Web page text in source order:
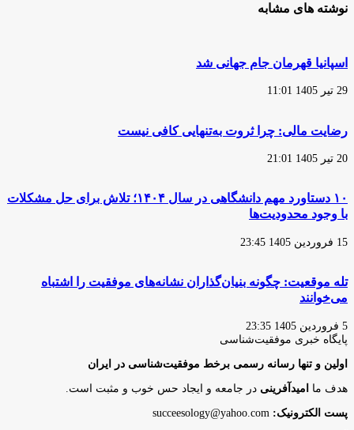
نوشته های مشابه
اسپانیا قهرمان جام جهانی شد
29 تیر 1405 11:01
رضایت مالی: چرا ثروت به‌تنهایی کافی نیست
20 تیر 1405 21:01
۱۰ دستاورد مهم دانشگاهی در سال ۱۴۰۴؛ تلاش برای حل مشکلات
با وجود محدودیت‌ها
15 فروردین 1405 23:45
تله موقعیت: چگونه بنیان‌گذاران نشانه‌های موفقیت را اشتباه
می‌خوانند
5 فروردین 1405 23:35
پایگاه‌ خبری موفقیت‌شناسی
اولین و تنها رسانه رسمی برخط موفقیت‌شناسی در ایران
هدف ما امیدآفرینی در جامعه و ایجاد حس خوب و مثبت است.
پست الکترونیک: